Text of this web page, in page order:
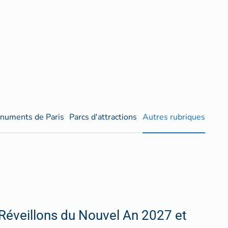
de Paris Parcs d'attractions Autres rubriques
du Nouvel An 2027 et